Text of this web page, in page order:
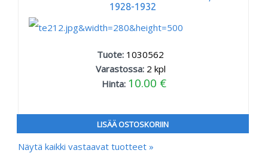
1928-1932
Tuote: 1030562
Varastossa: 2 kpl
Hinta: 10.00 €
LISÄÄ OSTOSKORIIN
Näytä kaikki vastaavat tuotteet »